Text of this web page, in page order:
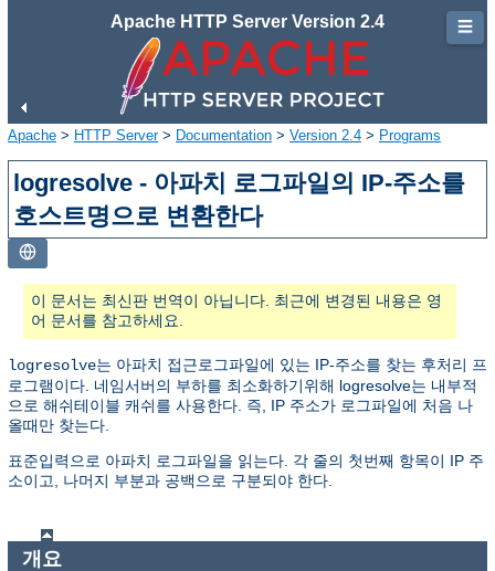
Apache HTTP Server Version 2.4
Apache > HTTP Server> Documentation > Version 2.4 > Programs
logresolve - 아파치 로그파일의 IP-주소를
호스트명으로 변환한다
이 문서는 최신판 번역이 아닙니다. 최근에 변경된 내용은 영
어 문서를 참고하세요.
logresolve는 아파치 접근로그파일에 있는 IP-주소를 찾는 후처리 프
로그램이다. 네임서버의 부하를 최소화하기위해 logresolve는 내부적
으로 해쉬테이블 캐쉬를 사용한다. 즉, IP 주소가 로그파일에 처음 나
올때만 찾는다.
표준입력으로 아파치 로그파일을 읽는다. 각 줄의 첫번째 항목이 IP 주
소이고, 나머지 부분과 공백으로 구분되야 한다.
개요
☰